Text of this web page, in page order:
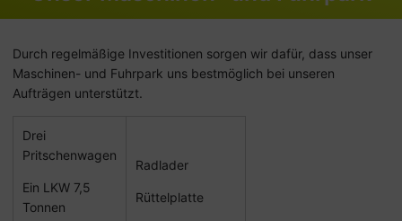
Durch regelmäßige Investitionen sorgen wir dafür, dass unser
Maschinen- und Fuhrpark uns bestmöglich bei unseren
Aufträgen unterstützt.
Drei
Pritschenwagen
Ein LKW 7,5
Tonnen
Radlader
Rüttelplatte